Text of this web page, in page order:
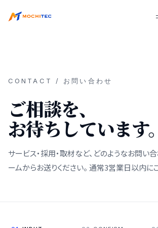
CONTACT / お問い合わせ
ご相談を、
お待ちしています。
サービス・採用・取材など、どのようなお問い
ームからお送りください。 通常3営業日以内に